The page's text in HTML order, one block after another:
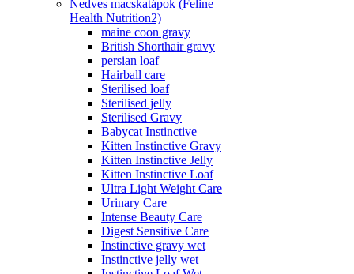
Nedves macskatápok (Feline
Health Nutrition2)
maine coon gravy
British Shorthair gravy
persian loaf
Hairball care
Sterilised loaf
Sterilised jelly
Sterilised Gravy
Babycat Instinctive
Kitten Instinctive Gravy
Kitten Instinctive Jelly
Kitten Instinctive Loaf
Ultra Light Weight Care
Urinary Care
Intense Beauty Care
Digest Sensitive Care
Instinctive gravy wet
Instinctive jelly wet